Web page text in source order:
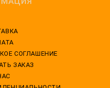
СОГЛАШЕНИЕ
ЗАКАЗ